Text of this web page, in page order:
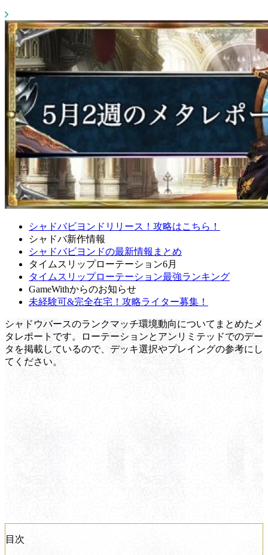
シャドバビヨンドリリース！攻略はこちら！
シャドバ新作情報
シャドバビヨンドの最新情報まとめ
タイムスリップローテーション6月
タイムスリップローテーション最強ランキング
GameWithからのお知らせ
未経験可&完全在宅！攻略ライター募集！
シャドウバースのランクマッチ環境動向についてまとめたメ
タレポートです。ローテーションとアンリミテッドでのデー
タを掲載しているので、デッキ選択やプレイングの参考にし
てください。
目次